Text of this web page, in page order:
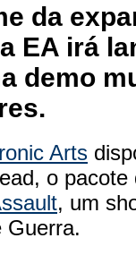
da
EA irá
demo
Arts
o
, um
Guerra.